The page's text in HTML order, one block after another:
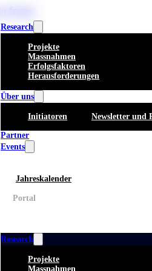
Research
Projekte
Massnahmen
Erfolgsfaktoren
Herausforderungen
Über uns
Initiatoren Newsletter und
Partner
Events
Jahreskalender
Whitepaper
Portal
Research
Projekte
Massnahmen